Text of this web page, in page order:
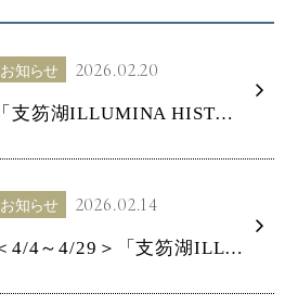
お知らせ 2026.02.20
「支笏湖ILLUMINA HISTORIA（イルミナヒストリア）」公式サイトが公開されました！
お知らせ 2026.02.14
＜4/4～4/29＞「支笏湖ILLUMINA HISTORIA（イルミナヒストリア）」開催のお知らせ